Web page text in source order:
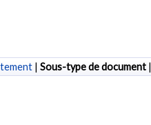
| Sous-type de document|